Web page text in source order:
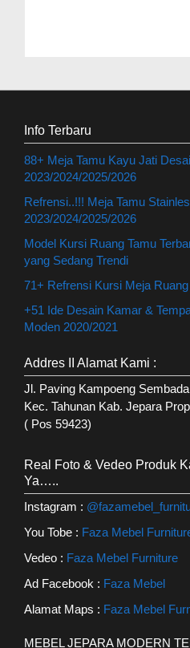
Info Terbaru
88+ Meja Tamu Kayu Jati
2023/2024/2025/2026
Refrensi..!!! Meja Tamu
2023/2024/2025/2026
Model Kursi Ruang Tamu
yang Sedang Trendi
71+ Refrensi Kursi Meja
+51 Ide Desain Kamar &
Moden 2020/2021
Addres II Alamat Kami :
Jl. Paving Kampoeng
Kec. Tahunan Kab. Jepara
( Pos 59423)
Real Foto & Vedeo Produk
Ya…..
Instagram :
You Tobe : Faza Mebel
Vedeo : Faza Mebel Furniture
Ad Facebook : Faza Mebel
Alamat Maps : Faza Mebel
MEBEL JEPARA MODERN